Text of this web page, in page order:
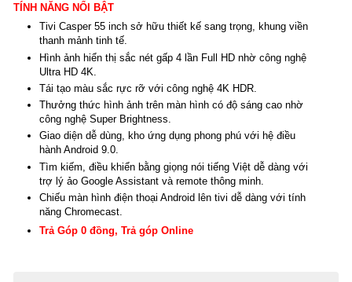
TÍNH NĂNG NỔI BẬT
Tivi Casper 55 inch sở hữu thiết kế sang trọng, khung viền
thanh mảnh tinh tế.
Hình ảnh hiển thị sắc nét gấp 4 lần Full HD nhờ công nghệ
Ultra HD 4K.
Tái tạo màu sắc rực rỡ với công nghệ 4K HDR.
Thưởng thức hình ảnh trên màn hình có độ sáng cao nhờ
công nghệ Super Brightness.
Giao diện dễ dùng, kho ứng dụng phong phú với hệ điều
hành Android 9.0.
Tìm kiếm, điều khiển bằng giọng nói tiếng Việt dễ dàng với
trợ lý ảo Google Assistant và remote thông minh.
Chiếu màn hình điện thoại Android lên tivi dễ dàng với tính
năng Chromecast.
Trả Góp 0 đồng, Trả góp Online